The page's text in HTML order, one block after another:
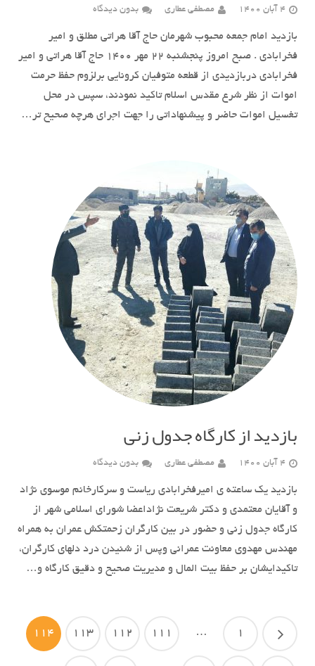
4 آبان 1400 مصطفی عطاری بدون دیدگاه
بازدید امام جمعه محبوب شهرمان حاج آقا هراتی مطلق و امیر
فخرابادی . صبح امروز پنجشنبه ۲۲ مهر ۱۴۰۰ حاج آقا هراتی و امیر
فخرابادی دربازدیدی از قطعه متوفیان کرونایی برلزوم حفظ حرمت
اموات از نظر شرع مقدس اسلام تاکید نمودند، سپس در محل
تغسیل اموات حاضر و پیشنهاداتی را جهت اجرای هرچه صحیح تر…
بازدید از کارگاه جدول زنی
4 آبان 1400 مصطفی عطاری بدون دیدگاه
بازدید یک ساعته ی امیرفخرابادی ریاست و سرکارخانم موسوی نژاد
و آقایان معتمدی و دکتر شریعت نژاداعضا شورای اسلامی شهر از
کارگاه جدول زنی و حضور در بین کارگران زحمتکش عمران به همراه
مهندس مهدوی معاونت عمرانی وپس از شنیدن درد دلهای کارگران،
تاکیدایشان بر حفظ بیت المال و مدیریت صحیح و دقیق کارگاه و…
1
…
111
112
113
114